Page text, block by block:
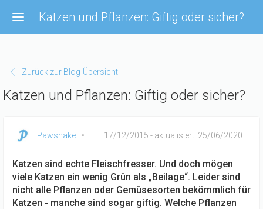
Katzen und Pflanzen: Giftig oder sicher?
Zurück zur Blog-Übersicht
Katzen und Pflanzen: Giftig oder sicher?
Pawshake 17/12/2015 - aktualisiert: 25/06/2020
Katzen sind echte Fleischfresser. Und doch mögen
viele Katzen ein wenig Grün als „Beilage“. Leider sind
nicht alle Pflanzen oder Gemüsesorten bekömmlich für
Katzen - manche sind sogar giftig. Welche Pflanzen